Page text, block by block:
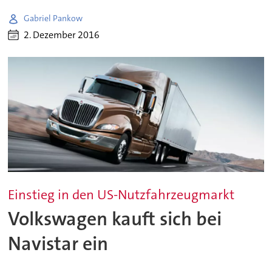
Gabriel Pankow
2. Dezember 2016
Einstieg in den US-Nutzfahrzeugmarkt
Volkswagen kauft sich bei
Navistar ein